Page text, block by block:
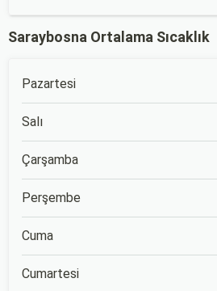
Saraybosna Ortalama Sıcaklık
Pazartesi
Salı
Çarşamba
Perşembe
Cuma
Cumartesi